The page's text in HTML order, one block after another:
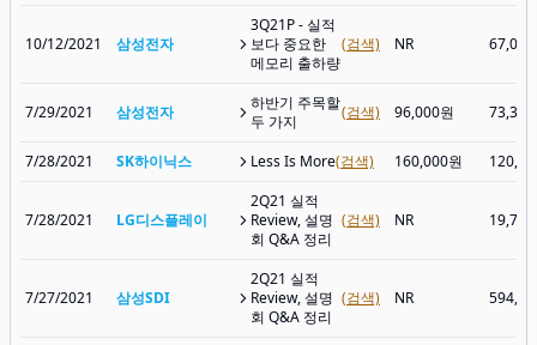
10/12/2021 삼성전자
3Q21P - 실적
보다 중요한
메모리 출하량
(검색) NR
7/29/2021 삼성전자
하반기 주목할
두 가지
(검색) 96,000원
7/28/2021 SK하이닉스 Less Is More(검색) 160,000원
7/28/2021 LG디스플레이
2Q21 실적
Review, 설명
회 Q&A 정리
(검색) NR
7/27/2021 삼성SDI
2Q21 실적
Review, 설명
회 Q&A 정리
(검색) NR